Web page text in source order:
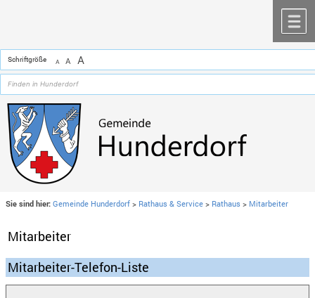
Schriftgröße A A A
Sie sind hier: Gemeinde Hunderdorf > Rathaus & Service > Rathaus > Mitarbeiter
Mitarbeiter
Mitarbeiter-Telefon-Liste